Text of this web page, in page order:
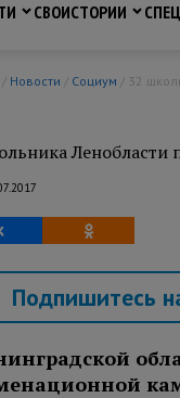
СВОИСТОРИИ
/ Новости / Социум / 32
Подпишитесь